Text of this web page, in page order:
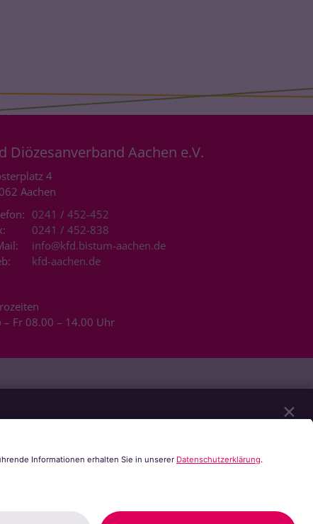
unserer Website notwendig sind. Mit Ihrer
werden. Sie können selbst entscheiden,
Funktionalitäten der Seite zur Verfügung
✕
Diözesanverband Aachen e.V.
4
Aachen
0241 / 452-452
0241 / 452-838
info@kfd.bistum-aachen.de
kfd-aachen.de
– Fr 08.00 – 14.00 Uhr